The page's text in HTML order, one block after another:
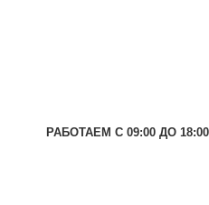
РАБОТАЕМ С 09:00 ДО 18:00